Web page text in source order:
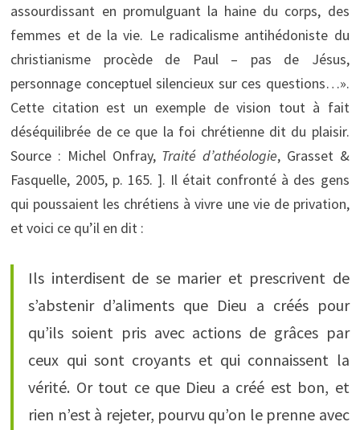
assourdissant en promulguant la haine du corps, des
femmes et de la vie. Le radicalisme antihédoniste du
christianisme procède de Paul – pas de Jésus,
personnage conceptuel silencieux sur ces questions…».
Cette citation est un exemple de vision tout à fait
déséquilibrée de ce que la foi chrétienne dit du plaisir.
Source : Michel Onfray, Traité d’athéologie, Grasset &
Fasquelle, 2005, p. 165. ]. Il était confronté à des gens
qui poussaient les chrétiens à vivre une vie de privation,
et voici ce qu’il en dit :
Ils interdisent de se marier et prescrivent de
s’abstenir d’aliments que Dieu a créés pour
qu’ils soient pris avec actions de grâces par
ceux qui sont croyants et qui connaissent la
vérité. Or tout ce que Dieu a créé est bon, et
rien n’est à rejeter, pourvu qu’on le prenne avec